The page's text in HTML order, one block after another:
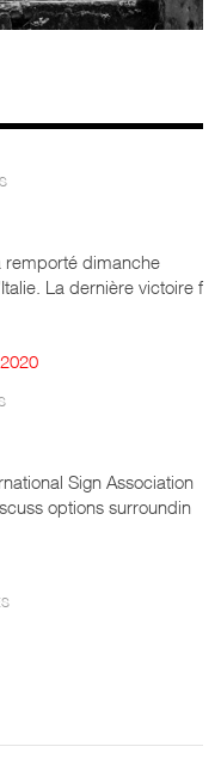
remporté dimanche
La dernière victoire f
Sign Association
options surroundin